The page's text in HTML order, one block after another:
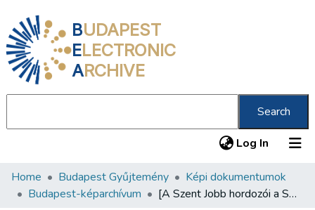
BUDAPEST
ELECTRONIC
ARCHIVE
Search
Log In (current)
Communities & Collections
Home Budapest Gyűjtemény
Képi dokumentumok
Budapest-képarchívum
[A Szent Jobb hordozói a Szent István napi körmenetben, 1941]